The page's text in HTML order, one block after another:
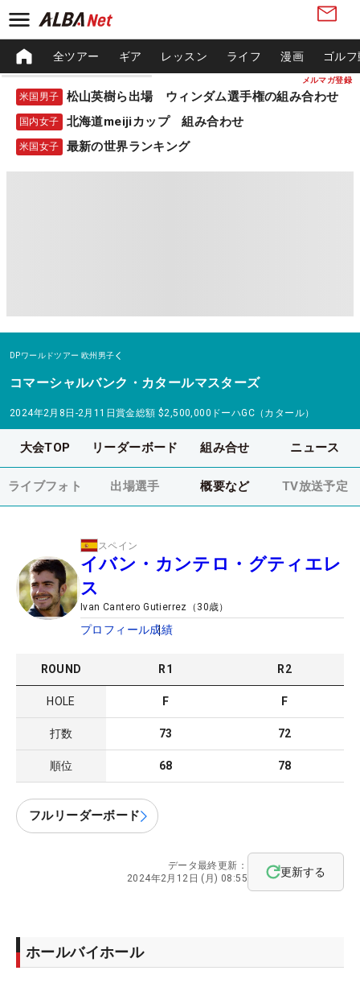
メルマガ登録
全ツアー ギア レッスン ライフ 漫画 ゴル
米国男子 松山英樹ら出場 ウィンダム選手権の組み合わせ
国内女子 北海道meijiカップ 組み合わせ
米国女子 最新の世界ランキング
DPワールドツアー 欧州男子
コマーシャルバンク・カタールマスターズ
2024年2月8日-2月11日賞金総額 $2,500,000 ドーハGC（カタール）
大会TOP リーダーボード 組み合せ ニュース
ライブフォト 出場選手 概要など TV放送予定
スペイン
イバン・カンテロ・グティエレ
ス
Ivan Cantero Gutierrez （ 30歳）
プロフィール成績
ROUND R1 R2
HOLE F F
打数 73 72
順位 68 78
フルリーダーボード
データ最終更新：
2024年2月12日 (月) 08:55
更新する
ホールバイホール